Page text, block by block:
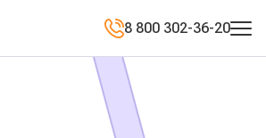
8 800 302-36-20